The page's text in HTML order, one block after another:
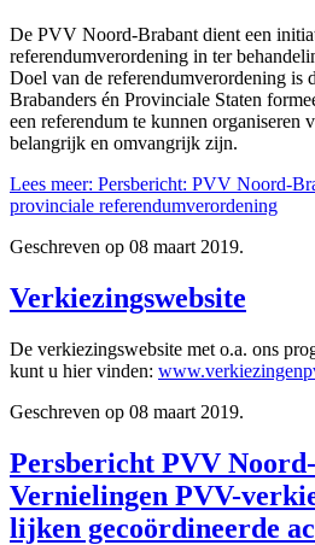
De PVV Noord-Brabant dient een
referendumverordening in ter
Doel van de referendumverordening is
Brabanders én Provinciale Staten
een referendum te kunnen organiseren
belangrijk en omvangrijk zijn.
Lees meer: Persbericht: PVV Noord-
provinciale referendumverordening
Geschreven op 08 maart 2019.
Verkiezingswebsite
De verkiezingswebsite met o.a. ons
kunt u hier vinden:
Geschreven op 08 maart 2019.
Persbericht PVV
Vernielingen PVV-
lijken gecoördineerde